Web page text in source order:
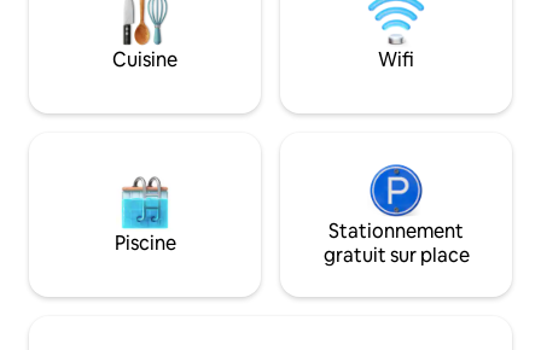
boissons artisanales. Nous avons deux
chambres dans cette catégorie : les
chambres 4 et 6. Une chambre vous
offrent le même confort et la même
pièces dans cette
et 2. Une
l'arrivée. Les
mêmes
Cuisine Wifi
Piscine
Stationnement
gratuit sur place